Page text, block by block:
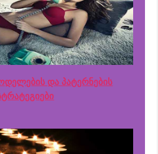
და პატერნების